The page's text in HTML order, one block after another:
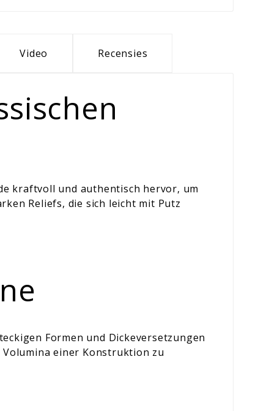
Video Recensies
kraftvoll und authentisch hervor, um
Reliefs, die sich leicht mit Putz
Formen und Dickeversetzungen
Volumina einer Konstruktion zu